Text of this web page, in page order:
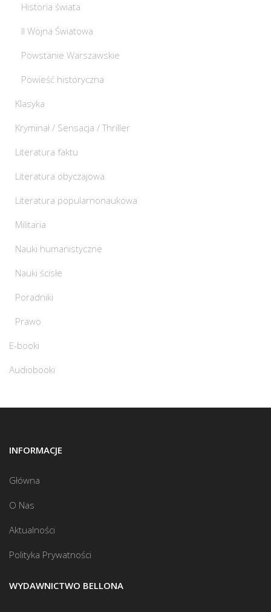
Historia świata
II Wojna Światowa
Powstanie Warszawskie
Powieść historyczna
Klasyka
Kryminał / Sensacja / Thriller
Literatura faktu
Literatura obyczajowa
Literatura popularnonaukowa
Militaria
Nauki humanistyczne
Nauki ścisłe
Poradniki
Prawo
E-booki
Audiobooki
INFORMACJE
Główna
O Nas
Aktualności
Polityka Prywatności
WYDAWNICTWO BELLONA